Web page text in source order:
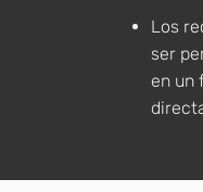
Los
ser
en un